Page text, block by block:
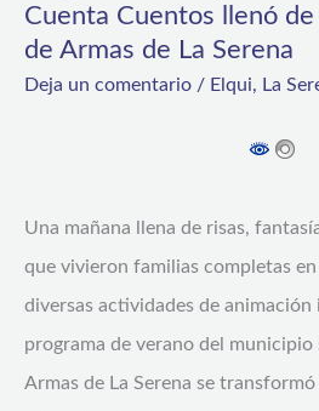
Cuenta Cuentos llenó de
de Armas de La Serena
Deja un comentario / Elqui, La
Una mañana llena de risas,
que vivieron familias completas
diversas actividades de
programa de verano del municipio
Armas de La Serena se
llenó
de
de
Armas
de
Serena